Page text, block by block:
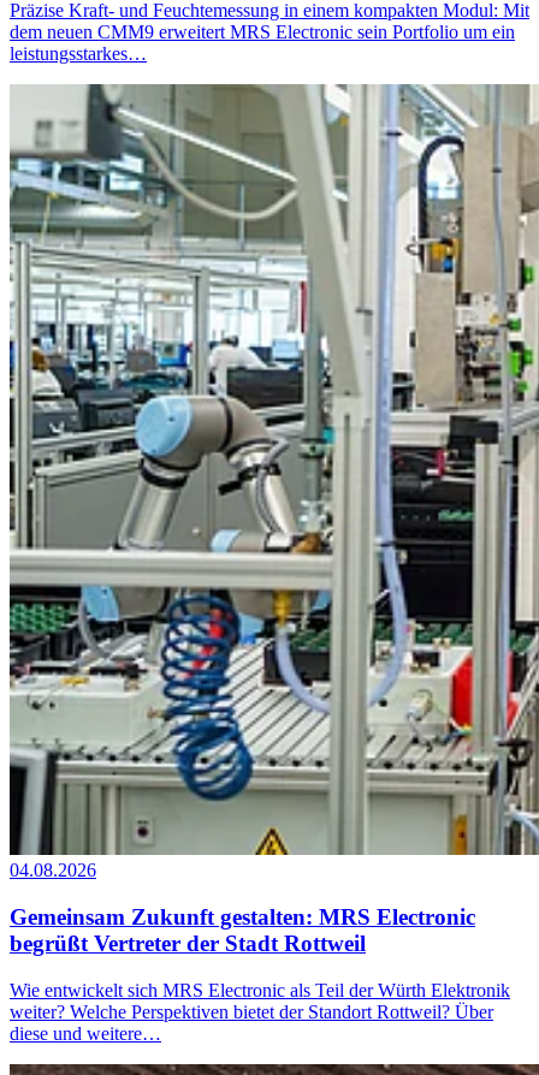
Präzise Kraft- und Feuchtemessung in einem kompakten Modul: Mit
dem neuen CMM9 erweitert MRS Electronic sein Portfolio um ein
leistungsstarkes…
04.08.2026
Gemeinsam Zukunft gestalten: MRS Electronic
begrüßt Vertreter der Stadt Rottweil
Wie entwickelt sich MRS Electronic als Teil der Würth Elektronik
weiter? Welche Perspektiven bietet der Standort Rottweil? Über
diese und weitere…